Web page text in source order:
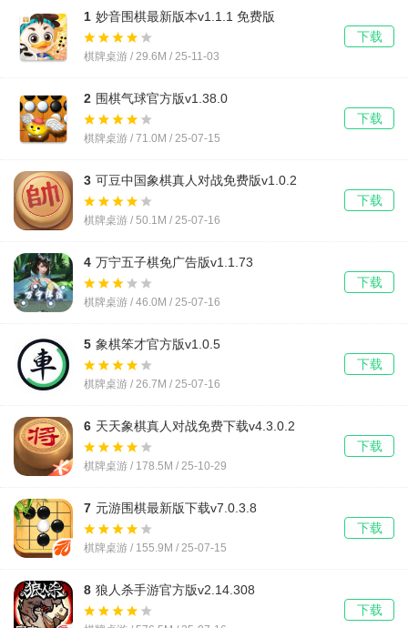
1 妙音围棋最新版本v1.1.1 免费版
棋牌桌游 / 29.6M / 25-11-03
下载
2 围棋气球官方版v1.38.0
棋牌桌游 / 71.0M / 25-07-15
下载
3 可豆中国象棋真人对战免费版v1.0.2
棋牌桌游 / 50.1M / 25-07-16
下载
4 万宁五子棋免广告版v1.1.73
棋牌桌游 / 46.0M / 25-07-16
下载
5 象棋笨才官方版v1.0.5
棋牌桌游 / 26.7M / 25-07-16
下载
6 天天象棋真人对战免费下载v4.3.0.2
棋牌桌游 / 178.5M / 25-10-29
下载
7 元游围棋最新版下载v7.0.3.8
棋牌桌游 / 155.9M / 25-07-15
下载
8 狼人杀手游官方版v2.14.308
下载